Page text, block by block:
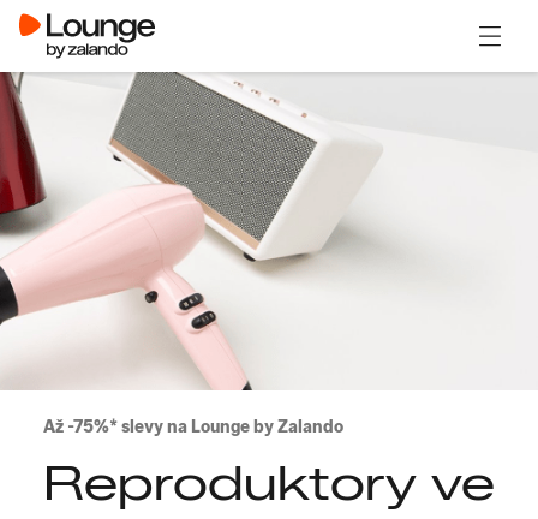
Až -75%* slevy na Lounge by Zalando
Reproduktory ve